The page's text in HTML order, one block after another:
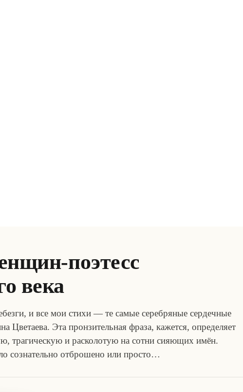
поэтесс
века
и все мои стихи — те самые серебряные сердечные
Цветаева. Эта пронзительная фраза, кажется, определяет
трагическую и расколотую на сотни сияющих имён.
сознательно отброшено или просто…